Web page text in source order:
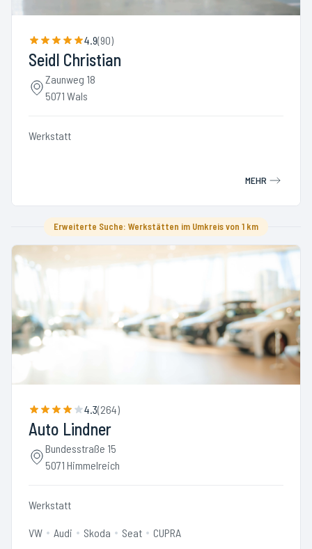
4.9(90)
Seidl Christian
Zaunweg 18
5071 Wals
Werkstatt
MEHR
Erweiterte Suche: Werkstätten im Umkreis von 1 km
4.3(264)
Auto Lindner
Bundesstraße 15
5071 Himmelreich
Werkstatt
VW Audi Skoda Seat CUPRA